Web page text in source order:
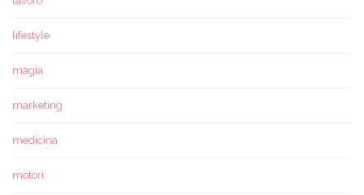
lifestyle
magia
marketing
medicina
motori